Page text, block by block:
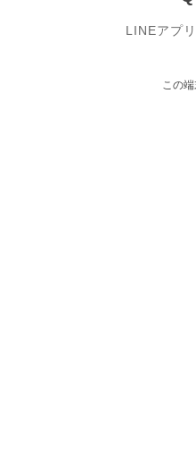
LINEアプ
この